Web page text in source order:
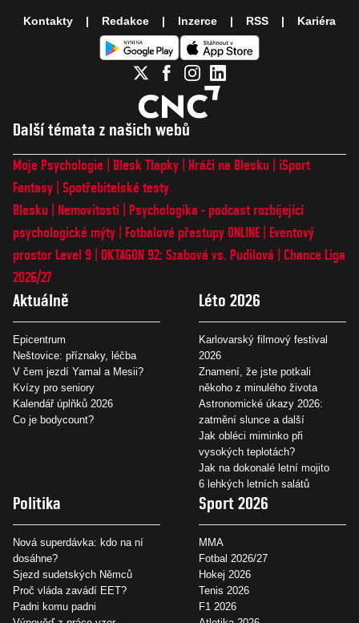
Další témata z našich webů
Moje Psychologie Blesk Tlapky Hráči na Blesku
iSport
Fantasy Spotřebitelské testy
Blesku
Nemovitosti
Psychologika - podcast rozbíjející
psychologické mýty
Fotbalové přestupy ONLINE
Eventový
prostor Level 9 OKTAGON 92: Szabová vs. Pudilová
Chance Liga
2026/27
Aktuálně
Epicentrum
Neštovice: příznaky, léčba
V čem jezdí Yamal a Mesii?
Kvízy pro seniory
Kalendář úplňků 2026
Co je bodycount?
Léto 2026
Karlovarský filmový festival
2026
Znamení, že jste potkali
někoho z minulého života
Astronomické úkazy 2026:
zatmění slunce a další
Jak obléci miminko při
vysokých teplotách?
Jak na dokonalé letní mojito
6 lehkých letních salátů
Politika
Nová superdávka: kdo na ní
dosáhne?
Sjezd sudetských Němců
Proč vláda zavádí EET?
Padni komu padni
Sport 2026
MMA
Fotbal 2026/27
Hokej 2026
Tenis 2026
F1 2026
Kontakty Redakce Inzerce RSS Kariéra